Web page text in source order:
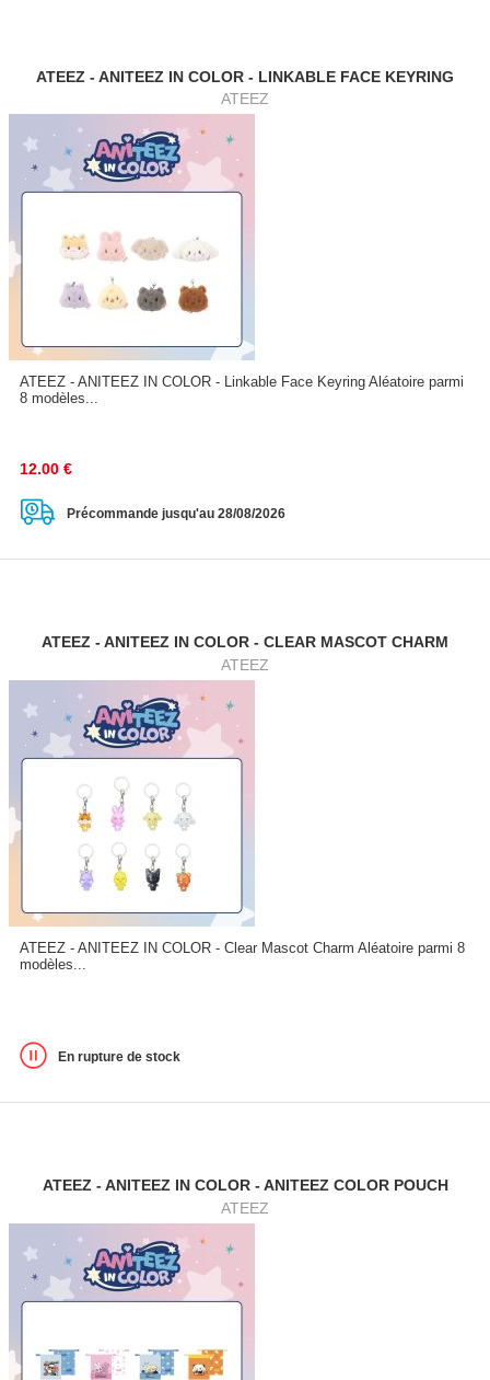
ATEEZ - ANITEEZ IN COLOR - LINKABLE FACE KEYRING
ATEEZ
ATEEZ - ANITEEZ IN COLOR - Linkable Face Keyring Aléatoire parmi
8 modèles...
12.00 €
Précommande jusqu'au 28/08/2026
ATEEZ - ANITEEZ IN COLOR - CLEAR MASCOT CHARM
ATEEZ
ATEEZ - ANITEEZ IN COLOR - Clear Mascot Charm Aléatoire parmi 8
modèles...
En rupture de stock
ATEEZ - ANITEEZ IN COLOR - ANITEEZ COLOR POUCH
ATEEZ